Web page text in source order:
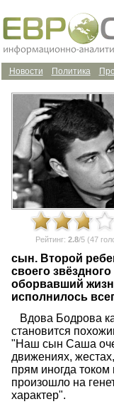
Политика
Новости
Рейтинг: 2.8/5 (47
сын. Второй
своего
оборвавший
исполнилось
Вдова Бодрова
становится
"Наш сын Саша
движениях,
прям иногда
произошло на
характер".